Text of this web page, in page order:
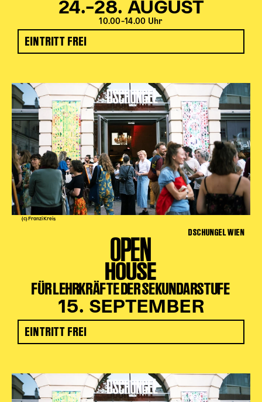
24.–28. AUGUST
10.00–14.00 Uhr
EINTRITT FREI
(c) Franzi Kreis
DSCHUNGEL WIEN
OPEN
HOUSE
FÜR LEHRKRÄFTE DER SEKUNDARSTUFE
15. SEPTEMBER
EINTRITT FREI